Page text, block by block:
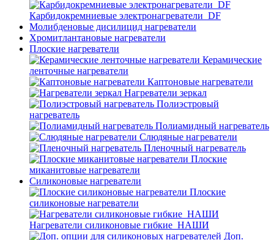
Карбидокремниевые электронагреватели_DF
Молибденовые дисилицид нагреватели
Хромитлантановые нагреватели
Плоские нагреватели
Керамические
ленточные нагреватели
Каптоновые нагреватели
Нагреватели зеркал
Полиэстровый
нагреватель
Полиамидный нагреватель
Слюдяные нагреватели
Пленочный нагреватель
Плоские
миканитовые нагреватели
Силиконовые нагреватели
Плоские
силиконовые нагреватели
Нагреватели силиконовые гибкие_НАШИ
Доп.